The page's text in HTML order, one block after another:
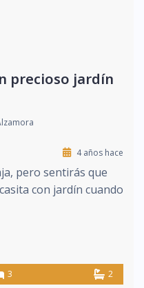
precioso jardín
4 años hace
pero sentirás que
con jardín cuando
3 2